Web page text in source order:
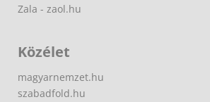
Zala - zaol.hu
Közélet
magyarnemzet.hu
szabadfold.hu